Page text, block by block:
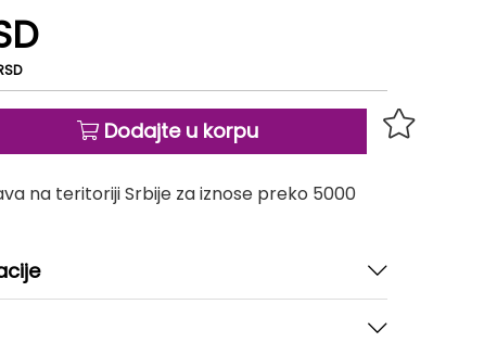
Dodajte u korpu
na teritoriji Srbije za iznose preko 5000